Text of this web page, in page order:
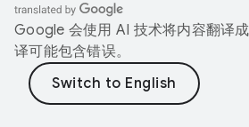
Google 会使用 AI 技术将内容翻译
译可能包含错误。